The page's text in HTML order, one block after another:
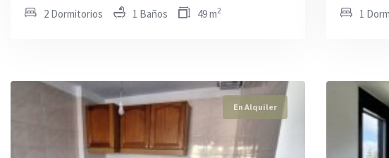
2 Dormitorios 1 Baños 49 m2 1
En Alquiler
En Alquiler
En Alquiler